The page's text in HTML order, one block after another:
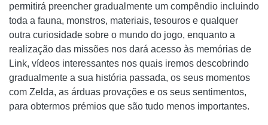
permitirá preencher gradualmente um compêndio incluindo
toda a fauna, monstros, materiais, tesouros e qualquer
outra curiosidade sobre o mundo do jogo, enquanto a
realização das missões nos dará acesso às memórias de
Link, vídeos interessantes nos quais iremos descobrindo
gradualmente a sua história passada, os seus momentos
com Zelda, as árduas provações e os seus sentimentos,
para obtermos prémios que são tudo menos importantes.